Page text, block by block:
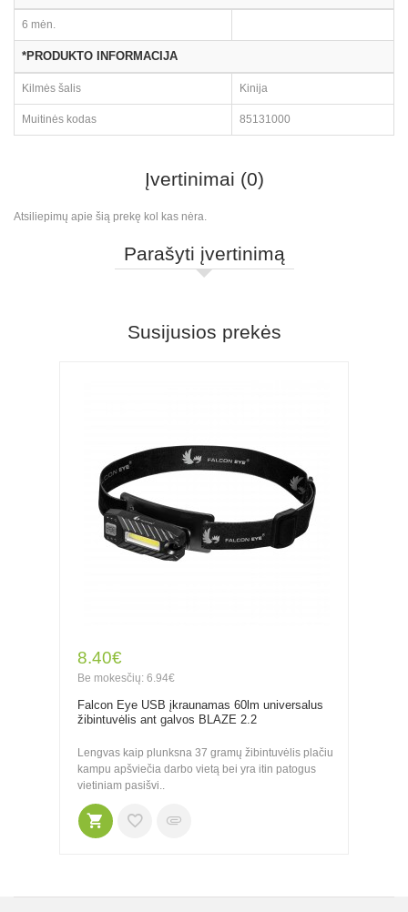
6 mėn.
*PRODUKTO INFORMACIJA
Kilmės šalis Kinija
Muitinės kodas 85131000
Įvertinimai (0)
Atsiliepimų apie šią prekę kol kas nėra.
Parašyti įvertinimą
Susijusios prekės
8.40€
Be mokesčių: 6.94€
Falcon Eye USB įkraunamas 60lm universalus
žibintuvėlis ant galvos BLAZE 2.2
Lengvas kaip plunksna 37 gramų žibintuvėlis plačiu
kampu apšviečia darbo vietą bei yra itin patogus
vietiniam pasišvi..